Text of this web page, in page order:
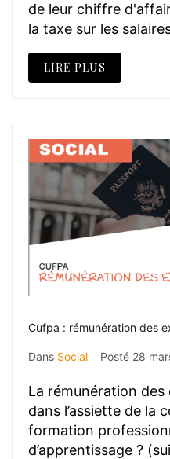
de leur chiffre
la taxe sur les
LIRE PLUS
Cufpa : rémunération des
Dans Social Posté 28
La rémunération
dans l’assiette de la
formation
d’apprentissage ?